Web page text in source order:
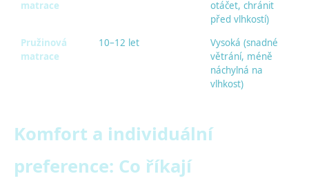
matrace
otáčet, chránit
před vlhkostí)
Pružinová
matrace
10–12 let
Vysoká (snadné
větrání, méně
náchylná na
vlhkost)
Komfort a individuální
preference: Co říkají